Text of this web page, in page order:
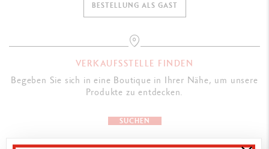
BESTELLUNG ALS GAST
VERKAUFSSTELLE FINDEN
Begeben Sie sich in eine Boutique in Ihrer Nähe, um unsere
Produkte zu entdecken.
SUCHEN